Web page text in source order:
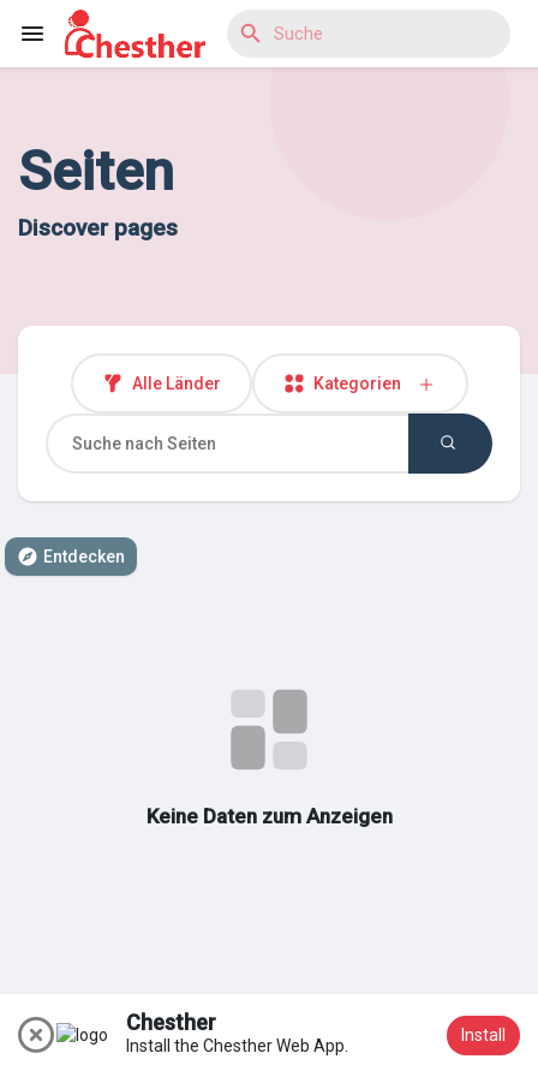
Beitreten
Reels
Entdecken Marktplatz
Meine Gruppen
Seiten denen du folgst
Seiten
Discover pages
Alle Länder Kategorien
Entdecken
Keine Daten zum Anzeigen
Chesther
Install the Chesther Web App.
Install